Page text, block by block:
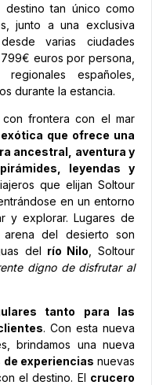
tan único como
junto a una exclusiva
varias ciudades
euros por persona,
españoles,
durante la estancia.
frontera con el mar
que ofrece una
ancestral, aventura y
leyendas y
que elijan Soltour
en un entorno
y explorar. Lugares de
del desierto son
del río Nilo , Soltour
digno de disfrutar al
tanto para las
. Con esta nueva
brindamos una nueva
de experiencias nuevas
el destino. El crucero